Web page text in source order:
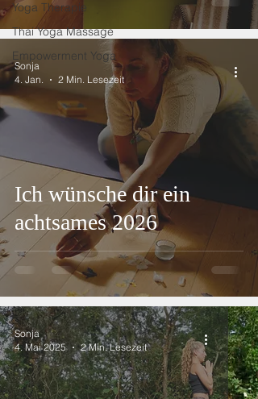
Yoga Therapie
Thai Yoga Massage
Empowerment Yoga
02.08.2026
Ich wünsche dir ein
achtsames 2026
Sonja
4. Jan.
2 Min. Lesezeit
Sonja
4. Mai 2025
2 Min. Lesezeit